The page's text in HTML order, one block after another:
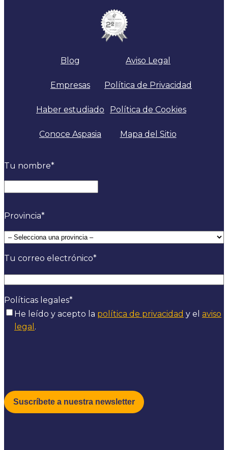
Blog
Empresas
Haber estudiado
Conoce Aspasia
Aviso Legal
Política de Privacidad
Política de Cookies
Mapa del Sitio
Tu nombre*
Provincia*
Tu correo electrónico*
Políticas legales*
He leído y acepto la política de privacidad y el aviso
legal .